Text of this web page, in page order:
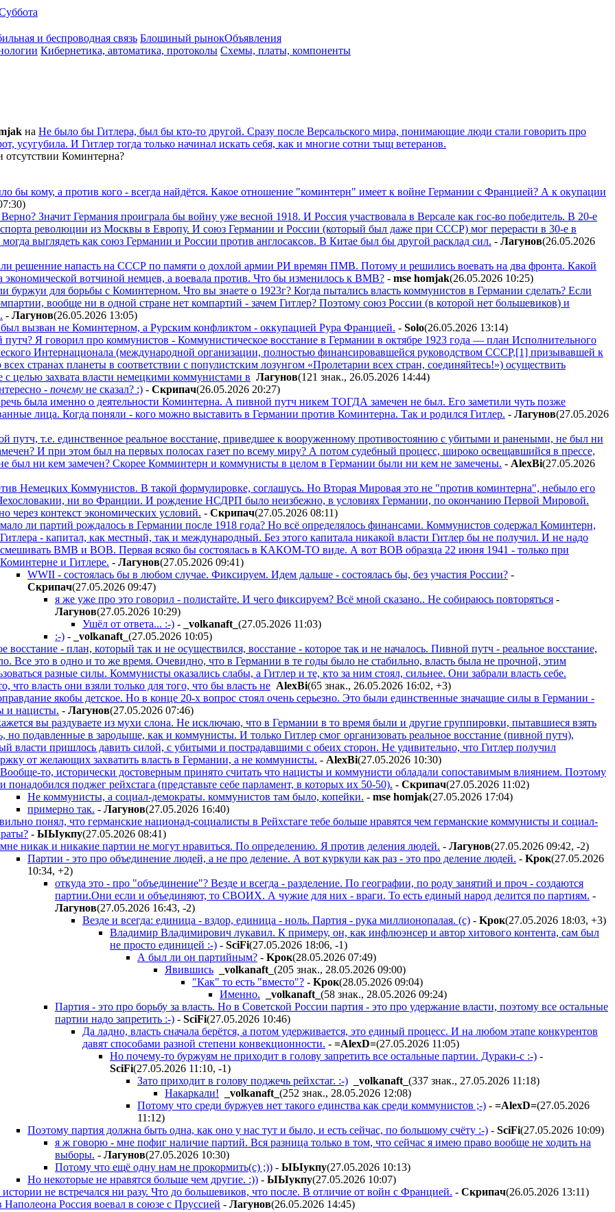
и беспроводная связь Блошиный рынокОбъявления
Кибернетика, автоматика, протоколы Схемы, платы, компоненты
на Не было бы Гитлера, был бы кто-то другой. Сразу после Версальского мира, понимающие люди стали говорить про
И Гитлер тогда только начинал искать себя, как и многие сотни тыщ ветеранов.
Коминтерна?
бы кому, а против кого - всегда найдётся. Какое отношение "коминтерн" имеет к войне Германии с Францией? А к окупации
)
Значит Германия проиграла бы войну уже весной 1918. И Россия участвовала в Версале как гос-во победитель. В 20-е
революции из Москвы в Европу. И союз Германии и России (который был даже при СССР) мог перерасти в 30-е в
выглядеть как союз Германии и России против англосаксов. В Китае был бы другой расклад сил. - Лaгyнoв(26.05.2026
решенние напасть на СССР по памяти о дохлой армии РИ времян ПМВ. Потому и решились воевать на два фронта. Какой
вотчиной немцев, а воевала против. Что бы изменилось к ВМВ? - mse homjak(26.05.2026 10:25)
буржуи для борьбы с Коминтерном. Что вы знаете о 1923г? Когда пытались власть коммунистов в Германии сделать? Если
вообще ни в одной стране нет компартий - зачем Гитлер? Поэтому союз России (в которой нет большевиков) и
- Лaгyнoв(26.05.2026 13:05)
вызван не Коминтерном, а Рурским конфликтом - оккупацией Рура Францией. - Solo(26.05.2026 13:14)
путч? Я говорил про коммунистов - Коммунистическое восстание в Германии в октябре 1923 года — план Исполнительного
Интернационала (международной организации, полностью финансировавшейся руководством СССР,[1] призывавшей к
странах планеты в соответствии с популистским лозунгом «Пролетарии всех стран, соединяйтесь!») осуществить
с целью захвата власти немецкими коммунистами в Лaгyнoв(121 знак., 26.05.2026 14:44)
- почему не сказал? :) - Cкpипaч(26.05.2026 20:27)
была именно о деятельности Коминтерна. А пивной путч никем ТОГДА замечен не был. Его заметили чуть позже
лица. Когда поняли - кого можно выставить в Германии против Коминтерна. Так и родился Гитлер. - Лaгyнoв(27.05.2026
путч, т.е. единственное реальное восстание, приведшее к вооруженному противостоянию с убитыми и ранеными, не был ни
И при этом был на первых полосах газет по всему миру? А потом судебный процесс, широко освещавшийся в прессе,
был ни кем замечен? Скорее Комминтерн и коммунисты в целом в Германии были ни кем не замечены. - AlexBi(27.05.2026
Немецких Коммунистов. В такой формулировке, соглашусь. Но Вторая Мировая это не "против коминтерна", небыло его
ни во Франции. И рождение НСДРП было неизбежно, в условиях Германии, по окончанию Первой Мировой.
через контекст экономических условий. - Cкpипaч(27.05.2026 08:11)
мало ли партий рождалось в Германии после 1918 года? Но всё определялось финансами. Коммунистов содержал Коминтерн,
Гитлера - капитал, как местный, так и международный. Без этого капитала никакой власти Гитлер бы не получил. И не надо
смешивать ВМВ и ВОВ. Первая всяко бы состоялась в КАКОМ-ТО виде. А вот ВОВ образца 22 июня 1941 - только при
Коминтерне и Гитлере. - Лaгyнoв(27.05.2026 09:41)
WWII - состоялась бы в любом случае. Фиксируем. Идем дальше - состоялась бы, без участия России? -
Cкpипaч(27.05.2026 09:47)
я же уже про это говорил - полистайте. И чего фиксируем? Всё мной сказано.. Не собираюсь повторяться -
Лaгyнoв(27.05.2026 10:29)
Ушёл от ответа... :-) - _volkanaft_ (27.05.2026 11:03)
:-) - _volkanaft_ (27.05.2026 10:05)
восстание - план, который так и не осуществился, восстание - которое так и не началось. Пивной путч - реальное восстание,
Все это в одно и то же время. Очевидно, что в Германии в те годы было не стабильно, власть была не прочной, этим
разные силы. Коммунисты оказались слабы, а Гитлер и те, кто за ним стоял, сильнее. Они забрали власть себе.
что власть они взяли только для того, что бы власть не AlexBi(65 знак., 26.05.2026 16:02, +3)
якобы детское. Но в конце 20-х вопрос стоял очень серьезно. Это были единственные значащие силы в Германии -
и нацисты. - Лaгyнoв(27.05.2026 07:46)
вы раздуваете из мухи слона. Не исключаю, что в Германии в то время были и другие группировки, пытавшиеся взять
но подавленные в зародыше, как и коммунисты. И только Гитлер смог организовать реальное восстание (пивной путч),
власти пришлось давить силой, с убитыми и пострадавшими с обеих сторон. Не удивительно, что Гитлер получил
от желающих захватить власть в Германии, а не коммунисты. - AlexBi(27.05.2026 10:30)
Вообще-то, исторически достоверным принято считать что нацисты и коммунисти обладали сопоставимым влиянием. Поэтому
и понадобился поджег рейхстага (представьте себе парламент, в которых их 50-50). - Cкpипaч(27.05.2026 11:02)
Не коммунисты, а социал-демократы. коммунистов там было, копейки. - mse homjak(27.05.2026 17:04)
примерно так. - Лaгyнoв(27.05.2026 16:40)
понял, что германские национад-социалисты в Рейхстаге тебе больше нравятся чем германские коммунисты и социал-
- ЫЫyкпy(27.05.2026 08:41)
мне никак и никакие партии не могут нравиться. По определению. Я против деления людей. - Лaгyнoв(27.05.2026 09:42, -2)
Партии - это про объединение людей, а не про деление. А вот куркули как раз - это про деление людей. - Kpoк(27.05.2026
10:34, +2)
откуда это - про "объединение"? Везде и всегда - разделение. По географии, по роду занятий и проч - создаются
партии.Они если и объединяют, то СВОИХ. А чужие для них - враги. То есть единый народ делится по партиям. -
Лaгyнoв(27.05.2026 16:43, -2)
Везде и всегда: единица - вздор, единица - ноль. Партия - рука миллионопалая. (с) - Kpoк(27.05.2026 18:03, +3)
Владимир Владимирович лукавил. К примеру, он, как инфлюэнсер и автор хитового контента, сам был
не просто единицей :-) - SciFi(27.05.2026 18:06, -1)
А был ли он партийным? - Kpoк(28.05.2026 07:49)
Явившись
_volkanaft_ (205 знак., 28.05.2026 09:00)
"Как" то есть "вместо"? - Kpoк(28.05.2026 09:04)
Именно.
_volkanaft_ (58 знак., 28.05.2026 09:24)
Партия - это про борьбу за власть. Но в Советской России партия - это про удержание власти, поэтому все остальные
партии надо запретить :-) - SciFi(27.05.2026 10:46)
Да ладно, власть сначала берётся, а потом удерживается, это единый процесс. И на любом этапе конкурентов
давят способами разной степени конвекционности. - =AlexD=(27.05.2026 11:05)
Но почему-то буржуям не приходит в голову запретить все остальные партии. Дураки-с :-) -
SciFi(27.05.2026 11:10, -1)
Зато приходит в голову поджечь рейхстаг. :-)
_volkanaft_ (337 знак., 27.05.2026 11:18)
Накаркали!
_volkanaft_ (252 знак., 28.05.2026 12:08)
Потому что среди буржуев нет такого единства как среди коммунистов ;-) - =AlexD=(27.05.2026
11:12)
Поэтому партия должна быть одна, как оно у нас тут и было, и есть сейчас, по большому счёту :-) - SciFi(27.05.2026 10:09)
я ж говорю - мне пофиг наличие партий. Вся разница только в том, что сейчас я имею право вообще не ходить на
выборы. - Лaгyнoв(27.05.2026 10:30)
Потому что ещё одну нам не прокормить(с) ;)) - ЫЫyкпy(27.05.2026 10:13)
Но некоторые не нравятся больше чем другие. :)) - ЫЫyкпy(27.05.2026 10:07)
не встречался ни разу. Что до большевиков, что после. В отличие от войн с Францией. - Cкpипaч(26.05.2026 13:11)
Россия воевал в союзе с Пруссией - Лaгyнoв(26.05.2026 14:45)